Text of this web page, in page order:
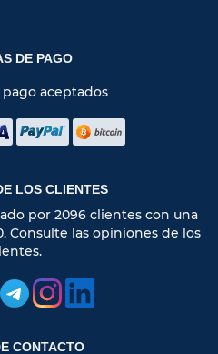
DE PAGO
aceptados
LOS CLIENTES
por 2096 clientes con una
Consulte las opiniones de los
CONTACTO